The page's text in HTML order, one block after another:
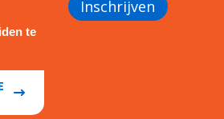
te
Inschrijven